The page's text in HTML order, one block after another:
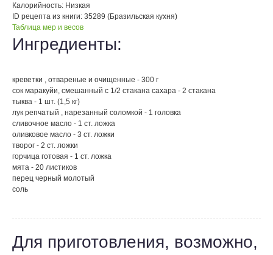
Калорийность: Низкая
ID рецепта из книги: 35289 (Бразильская кухня)
Таблица мер и весов
Ингредиенты:
креветки , отвареные и очищенные - 300 г
сок маракуйи, смешанный с 1/2 стакана сахара - 2 стакана
тыква - 1 шт. (1,5 кг)
лук репчатый , нарезанный соломкой - 1 головка
сливочное масло - 1 ст. ложка
оливковое масло - 3 ст. ложки
творог - 2 ст. ложки
горчица готовая - 1 ст. ложка
мята - 20 листиков
перец черный молотый
соль
Для приготовления, возможно,